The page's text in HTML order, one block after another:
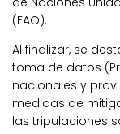
(FAO).
Al finalizar, se
toma de datos
nacionales y
medidas de
las tripulaciones